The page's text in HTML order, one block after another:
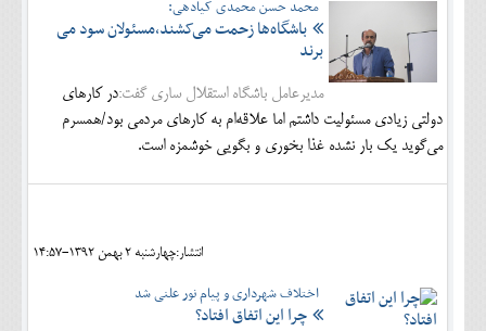
محمد حسن محمدی کیادهی:
باشگاه‌ها زحمت می‌کشند،مسئولان سود می
برند
مدیرعامل باشگاه استقلال ساری گفت:در کارهای
دولتی زیادی مسئولیت داشتم اما علاقه‌ام به کارهای مردمی بود/همسرم
می‌گوید یک بار نشده غذا بخوری و بگویی خوشمزه است.
انتشار:چهارشنبه 2 بهمن 1392-14:57
اختلاف شهرداری و پیام نور علنی شد
چرا این اتفاق افتاد؟